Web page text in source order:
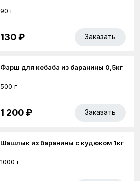
90 г
130 ₽ Заказать
Фарш для кебаба из баранины 0,5кг
500 г
1 200 ₽ Заказать
Шашлык из баранины с кудюком 1кг
1000 г